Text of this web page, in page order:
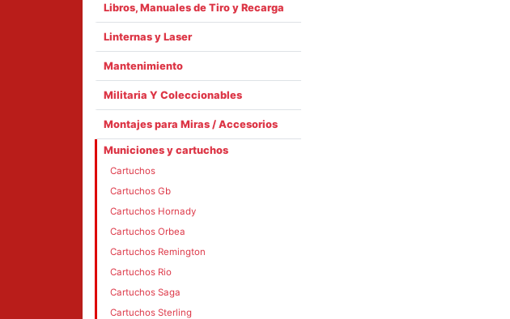
Libros, Manuales de Tiro y Recarga
Linternas y Laser
Mantenimiento
Militaria Y Coleccionables
Montajes para Miras / Accesorios
Municiones y cartuchos
Cartuchos
Cartuchos Gb
Cartuchos Hornady
Cartuchos Orbea
Cartuchos Remington
Cartuchos Rio
Cartuchos Saga
Cartuchos Sterling